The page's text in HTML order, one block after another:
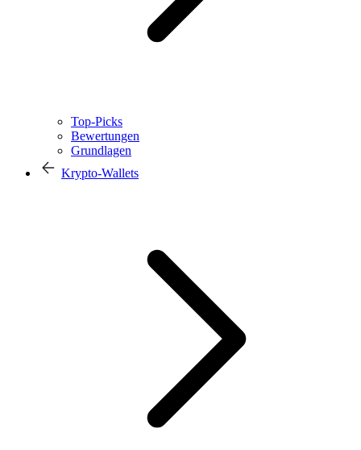
Top-Picks
Bewertungen
Grundlagen
Krypto-Wallets